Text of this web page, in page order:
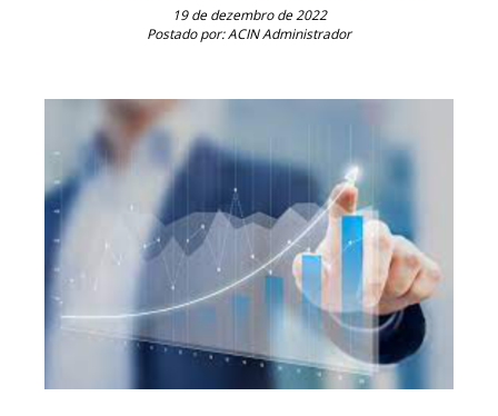
19 de dezembro de 2022
Postado por: ACIN Administrador